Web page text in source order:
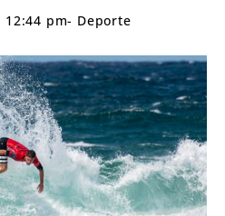
12:44 pm- Deporte